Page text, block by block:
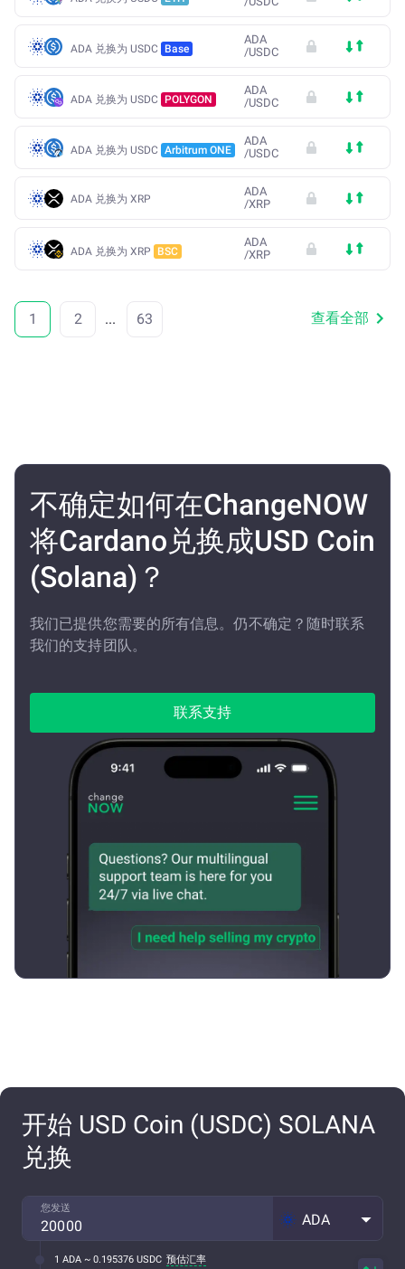
ADA 兑换为 USDC Base
ADA
/USDC
ADA 兑换为 USDC POLYGON
ADA
/USDC
ADA 兑换为 USDC Arbitrum ONE
ADA
/USDC
ADA 兑换为 XRP
ADA
/XRP
ADA 兑换为 XRP BSC
ADA
/XRP
1 2 ... 63 查看全部
不确定如何在ChangeNOW
将Cardano兑换成USD Coin
(Solana)？
我们已提供您需要的所有信息。仍不确定？随时联系
我们的支持团队。
联系支持
开始 USD Coin (USDC) SOLANA
兑换
您发送
ADA
1 ADA ~ 0.195376 USDC 预估汇率